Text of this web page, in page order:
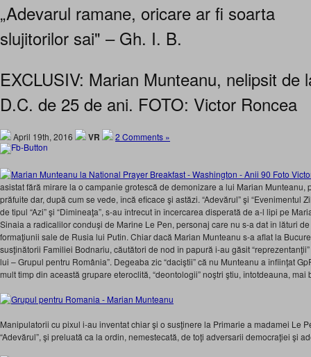
„Adevarul ramane, oricare ar fi soarta
slujitorilor sai" – Gh. I. B.
EXCLUSIV: Marian Munteanu, nelipsit de
D.C. de 25 de ani. FOTO: Victor Roncea
April 19th, 2016 VR 2 Comments »
asistat fără mirare la o campanie grotescă de demonizare a lui Marian Munteanu,
prăfuite dar, după cum se vede, încă eficace şi astăzi. “Adevărul” şi “Evenimentul
de tipul “Azi” şi “Dimineaţa”, s-au întrecut în încercarea disperată de a-l lipi pe
Sinaia a radicalilor conduşi de Marine Le Pen, personaj care nu s-a dat în lături
formaţiunii sale de Rusia lui Putin. Chiar dacă Marian Munteanu s-a aflat la
susţinătorii Familiei Bodnariu, căutători de nod în papură i-au găsit
lui – Grupul pentru România”. Degeaba zic “daciştii” că nu Munteanu a înfiinţat
mult timp din această grupare eteroclită, “deontologii” noştri ştiu, întotdeauna, mai
Manipulatorii cu pixul i-au inventat chiar şi o susţinere la Primarie a madamei Le
“Adevărul”, şi preluată ca la ordin, nemestecată, de toţi adversarii democraţiei şi